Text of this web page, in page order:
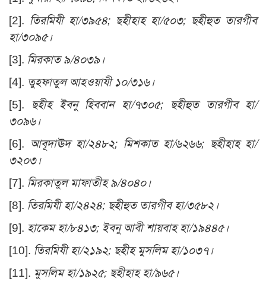
[2]. তিরমিযী হা/৩৯৫৪; ছহীহাহ হা/৫০৩; ছহীহুত তারগীব
হা/৩০৯৫।
[3]. মিরকাত ৯/৪০৩৯।
[4]. তুহফাতুল আহওয়াযী ১০/৩১৬।
[5]. ছহীহ ইবনু হিববান হা/৭৩০৫; ছহীহুত তারগীব হা/
৩০৯৬।
[6]. আবূদাঊদ হা/২৪৮২; মিশকাত হা/৬২৬৬; ছহীহাহ হা/
৩২০৩।
[7]. মিরকাতুল মাফাতীহ ৯/৪০৪০।
[8]. তিরমিযী হা/২৪২৪; ছহীহুত তারগীব হা/৩৫৮২।
[9]. হাকেম হা/৮৪১৩; ইবনু আবী শায়বাহ হা/১৯৪৪৫।
[10]. তিরমিযী হা/২১৯২; ছহীহ মুসলিম হা/১০৩৭।
[11]. মুসলিম হা/১৯২৫; ছহীহাহ হা/৯৬৫।